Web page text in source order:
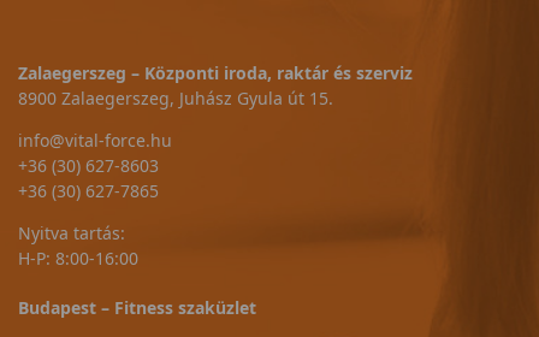
Zalaegerszeg – Központi iroda, raktár és szerviz
8900 Zalaegerszeg, Juhász Gyula út 15.
info@vital-force.hu
+36 (30) 627-8603
+36 (30) 627-7865
Nyitva tartás:
H-P: 8:00-16:00
Budapest – Fitness szaküzlet